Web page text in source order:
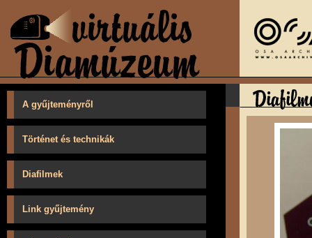
A gyűjteményről
Történet és technikák
Diafilmek
Link gyűjtemény